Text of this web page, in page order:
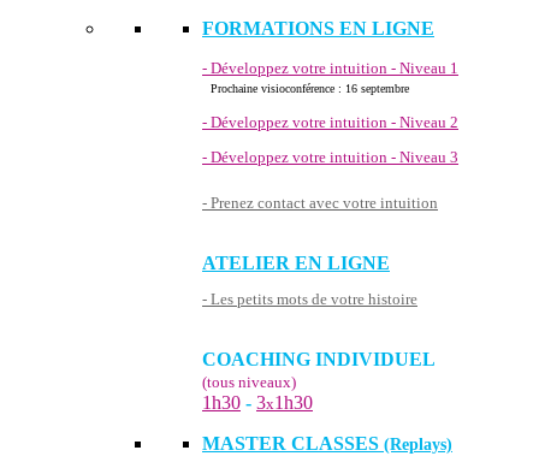
FORMATIONS EN LIGNE
- Développez votre intuition - Niveau 1
Prochaine visioconférence : 16 septembre
- Développez votre intuition - Niveau 2
- Développez votre intuition - Niveau 3
- Prenez contact avec votre intuition
ATELIER EN LIGNE
- Les petits mots de votre histoire
COACHING INDIVIDUEL
(tous niveaux)
1h30 - 3x1h30
MASTER CLASSES (Replays)